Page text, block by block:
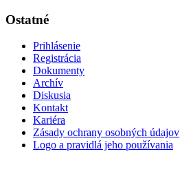
Ostatné
Prihlásenie
Registrácia
Dokumenty
Archív
Diskusia
Kontakt
Kariéra
Zásady ochrany osobných údajov
Logo a pravidlá jeho používania